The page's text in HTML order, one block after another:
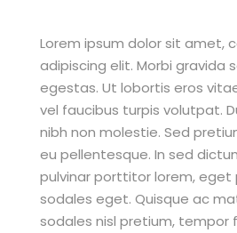
Lorem ipsum dolor sit amet,
adipiscing elit. Morbi gravida
egestas. Ut lobortis eros
vel faucibus turpis volutpat.
nibh non molestie. Sed
eu pellentesque. In sed
pulvinar porttitor lorem, eget
sodales eget. Quisque ac
sodales nisl pretium, tempor